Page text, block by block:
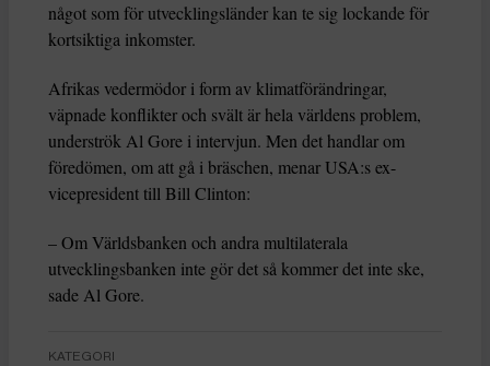
något som för utvecklingsländer kan te sig lockande för
kortsiktiga inkomster.
Afrikas vedermödor i form av klimatförändringar,
väpnade konflikter och svält är hela världens problem,
underströk Al Gore i intervjun. Men det handlar om
föredömen, om att gå i bräschen, menar USA:s ex-
vicepresident till Bill Clinton:
– Om Världsbanken och andra multilaterala
utvecklingsbanken inte gör det så kommer det inte ske,
sade Al Gore.
KATEGORI